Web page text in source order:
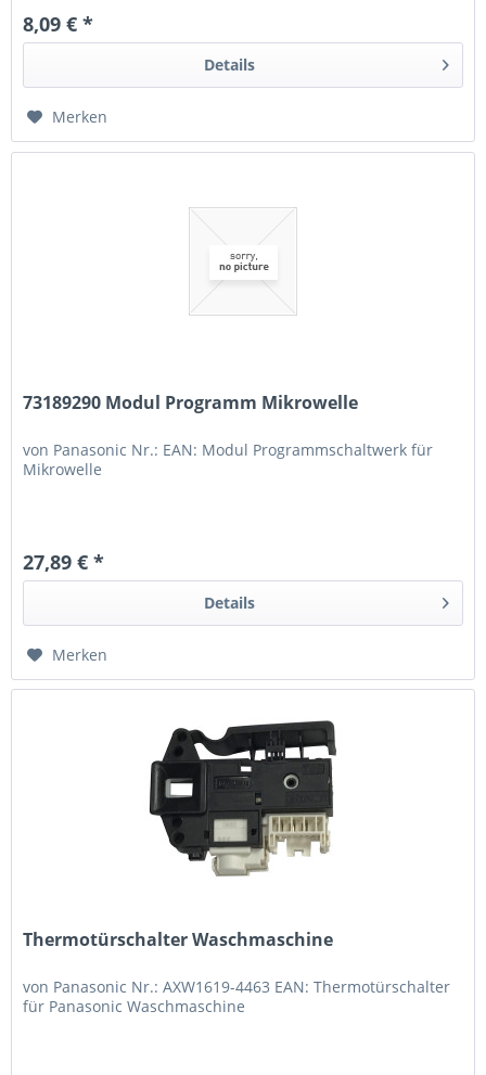
8,09 € *
Details
Merken
73189290 Modul Programm Mikrowelle
von Panasonic Nr.: EAN: Modul Programmschaltwerk für
Mikrowelle
27,89 € *
Details
Merken
Thermotürschalter Waschmaschine
von Panasonic Nr.: AXW1619-4463 EAN: Thermotürschalter
für Panasonic Waschmaschine